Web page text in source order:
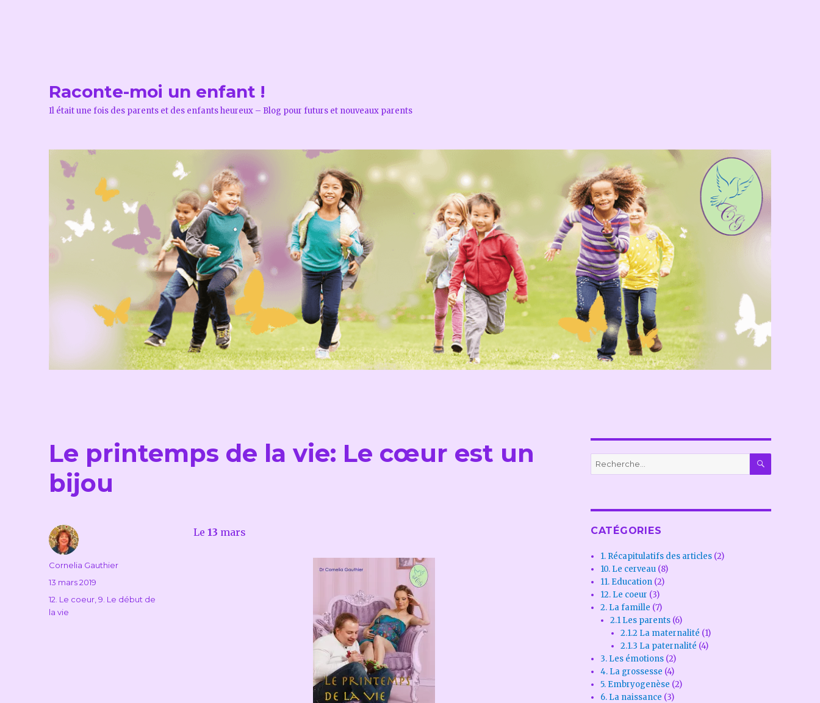
Raconte-moi un enfant !
Il était une fois des parents et des enfants heureux – Blog pour futurs et nouveaux parents
Le printemps de la vie: Le cœur est un
bijou
Le 13 mars
Auteur
Cornelia Gauthier
Publié
13 mars 2019
Catégories
12. Le coeur ,9. Le début de
la vie
Recherche
pour :
CATÉGORIES
1. Récapitulatifs des articles (2)
10. Le cerveau (8)
11. Education (2)
12. Le coeur (3)
2. La famille (7)
2.1 Les parents (6)
2.1.2 La maternalité (1)
2.1.3 La paternalité (4)
3. Les émotions (2)
4. La grossesse (4)
5. Embryogenèse (2)
6. La naissance (3)